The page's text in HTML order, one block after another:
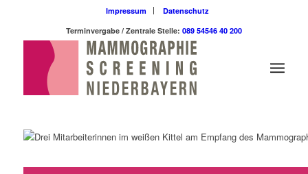
Impressum
Datenschutz
Terminvergabe / Zentrale Stelle: 089 54546 40 200